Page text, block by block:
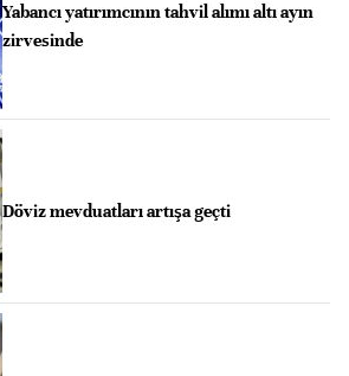
Yabancı yatırımcının tahvil alımı altı ayın
zirvesinde
Döviz mevduatları artışa geçti